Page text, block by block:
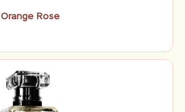
Orange Rose